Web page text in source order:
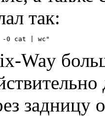
так:
0 cat | wc"
Way
задницу